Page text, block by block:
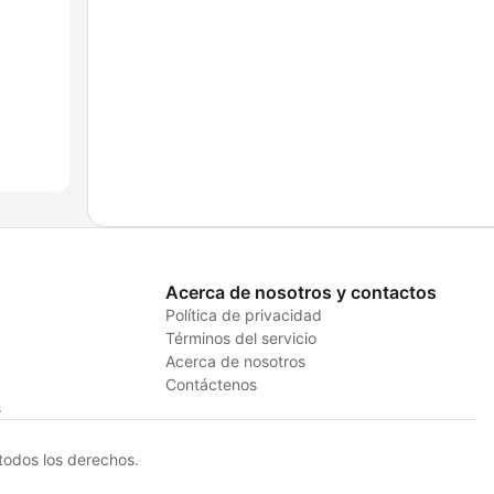
Acerca de nosotros y contactos
Política de privacidad
Términos del servicio
Acerca de nosotros
Contáctenos
los derechos.